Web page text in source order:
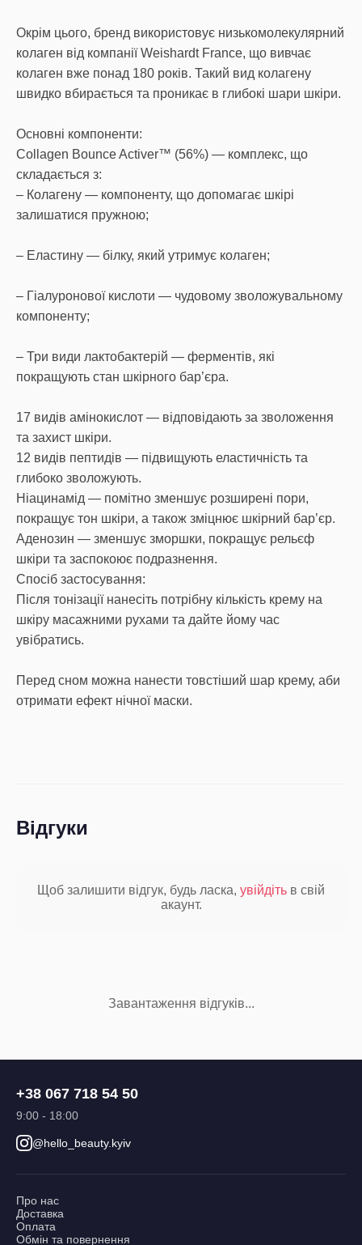
Окрім цього, бренд використовує низькомолекулярний
колаген від компанії Weishardt France, що вивчає
колаген вже понад 180 років. Такий вид колагену
швидко вбирається та проникає в глибокі шари шкіри.
Основні компоненти:
Collagen Bounce Activer™ (56%) — комплекс, що
складається з:
– Колагену — компоненту, що допомагає шкірі
залишатися пружною;
– Еластину — білку, який утримує колаген;
– Гіалуронової кислоти — чудовому зволожувальному
компоненту;
– Три види лактобактерій — ферментів, які
покращують стан шкірного бар’єра.
17 видів амінокислот — відповідають за зволоження
та захист шкіри.
12 видів пептидів — підвищують еластичність та
глибоко зволожують.
Ніацинамід — помітно зменшує розширені пори,
покращує тон шкіри, а також зміцнює шкірний бар’єр.
Аденозин — зменшує зморшки, покращує рельєф
шкіри та заспокоює подразнення.
Спосіб застосування:
Після тонізації нанесіть потрібну кількість крему на
шкіру масажними рухами та дайте йому час
увібратись.
Перед сном можна нанести товстіший шар крему, аби
отримати ефект нічної маски.
Відгуки
Щоб залишити відгук, будь ласка, увійдіть в свій
акаунт.
Завантаження відгуків...
+38 067 718 54 50
9:00 - 18:00
@hello_beauty.kyiv
Про нас
Доставка
Оплата
Обмін та повернення